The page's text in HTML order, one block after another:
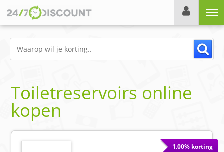
Toiletreservoirs online
kopen
1.00% korting